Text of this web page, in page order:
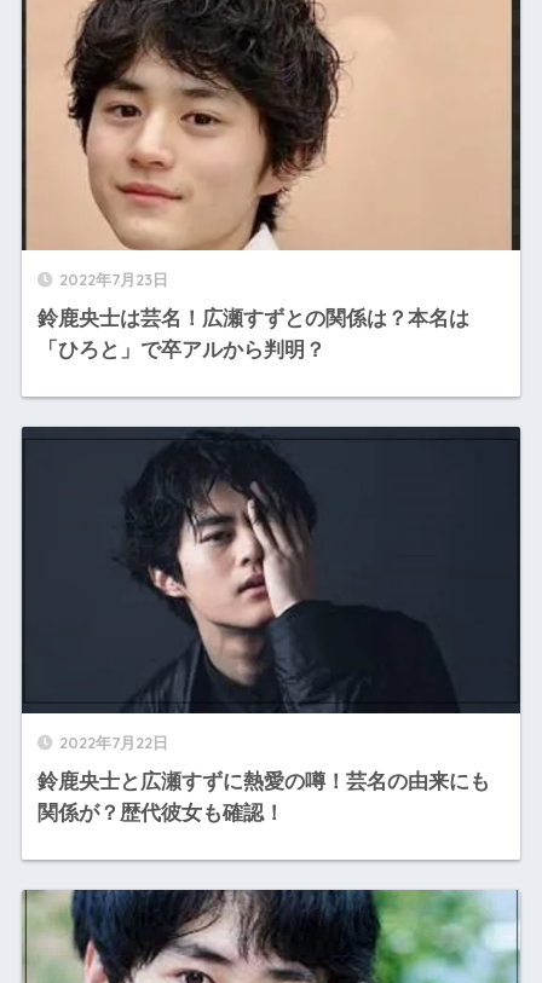
2022年7月23日
鈴鹿央士は芸名！広瀬すずとの関係は？本名は
「ひろと」で卒アルから判明？
2022年7月22日
鈴鹿央士と広瀬すずに熱愛の噂！芸名の由来にも
関係が？歴代彼女も確認！